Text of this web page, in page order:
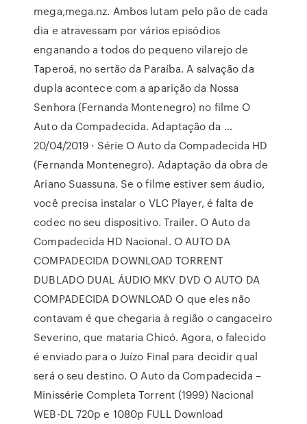
mega,mega.nz. Ambos lutam pelo pão de cada
dia e atravessam por vários episódios
enganando a todos do pequeno vilarejo de
Taperoá, no sertão da Paraíba. A salvação da
dupla acontece com a aparição da Nossa
Senhora (Fernanda Montenegro) no filme O
Auto da Compadecida. Adaptação da …
20/04/2019 · Série O Auto da Compadecida HD
(Fernanda Montenegro). Adaptação da obra de
Ariano Suassuna. Se o filme estiver sem áudio,
você precisa instalar o VLC Player, é falta de
codec no seu dispositivo. Trailer. O Auto da
Compadecida HD Nacional. O AUTO DA
COMPADECIDA DOWNLOAD TORRENT
DUBLADO DUAL ÁUDIO MKV DVD O AUTO DA
COMPADECIDA DOWNLOAD O que eles não
contavam é que chegaria à região o cangaceiro
Severino, que mataria Chicó. Agora, o falecido
é enviado para o Juízo Final para decidir qual
será o seu destino. O Auto da Compadecida –
Minissérie Completa Torrent (1999) Nacional
WEB-DL 720p e 1080p FULL Download